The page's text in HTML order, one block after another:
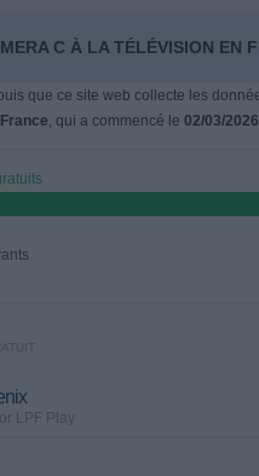
C À LA TÉLÉVISION EN
que ce site web collecte les
France, qui a commencé le 02/03/2026
LPF Play